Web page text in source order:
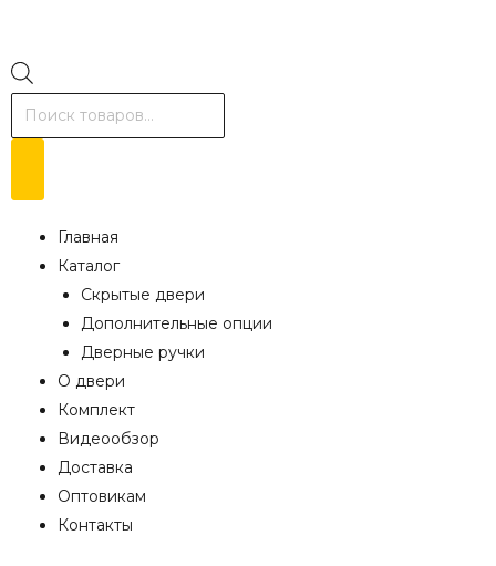
Главная
Каталог
Скрытые двери
Дополнительные опции
Дверные ручки
О двери
Комплект
Видеообзор
Доставка
Оптовикам
Контакты